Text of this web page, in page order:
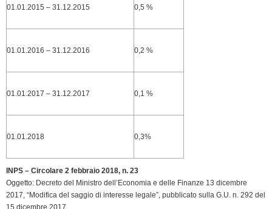
01.01.2015 – 31.12.2015 0,5 %
01.01.2016 – 31.12.2016 0,2 %
01.01.2017 – 31.12.2017 0,1 %
01.01.2018 0,3%
INPS – Circolare 2 febbraio 2018, n. 23
Oggetto: Decreto del Ministro dell’Economia e delle Finanze 13 dicembre
2017, “Modifica del saggio di interesse legale”, pubblicato sulla G.U. n. 292 del
15 dicembre 2017.